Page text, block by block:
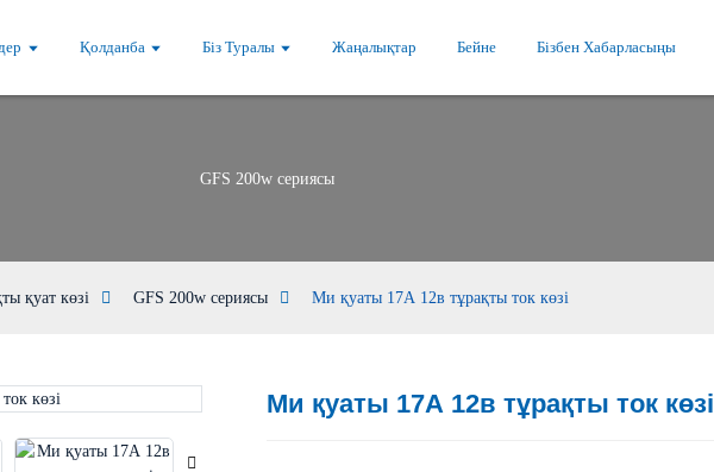
Қолданба Біз Туралы Жаңалықтар Бейне Бізбен Хабарласыңы
GFS 200w сериясы
қуат көзі GFS 200w сериясы Ми қуаты 17А 12в тұрақты ток көзі
Loading...
Loading...
Ми қуаты 17А 12в тұрақты ток көзі